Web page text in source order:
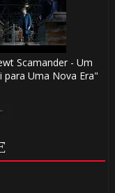
Scamander - Um
para Uma Nova Era"